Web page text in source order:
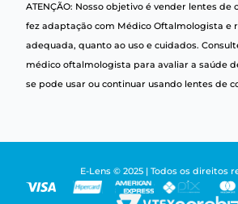
ATENÇÃO: Nosso objetivo é vender lentes
fez adaptação com Médico Oftalmologista e
adequada, quanto ao uso e cuidados.
médico oftalmologista para avaliar a saúde
se pode usar ou continuar usando lentes de
E-Lens © 2025 | Todos os direitos